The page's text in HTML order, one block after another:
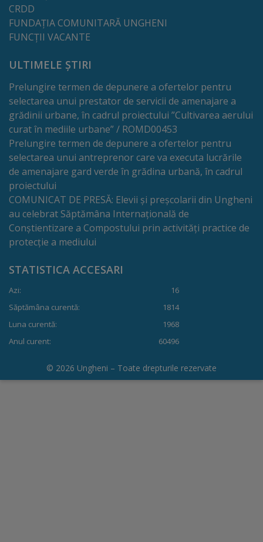
de
cerere
Arhitectură
și
urbanism
Transparență
decizională
Proiecte
de
decizii
Decizii
Dispoziții
Regulamente
Rapoarte
CRDD
FUNDAȚIA COMUNITARĂ UNGHENI
FUNCȚII VACANTE
ULTIMELE ȘTIRI
Prelungire termen de depunere a ofertelor pentru
selectarea unui prestator de servicii de amenajare a
grădinii urbane, în cadrul proiectului ”Cultivarea aerului
curat în mediile urbane” / ROMD00453
Prelungire termen de depunere a ofertelor pentru
selectarea unui antreprenor care va executa lucrările
de amenajare gard verde în grădina urbană, în cadrul
proiectului
COMUNICAT DE PRESĂ: Elevii și preșcolarii din Ungheni
au celebrat Săptămâna Internațională de
Conștientizare a Compostului prin activități practice de
protecție a mediului
STATISTICA ACCESARI
Azi:
16
Săptămâna curentă:
1814
Luna curentă:
1968
Anul curent:
60496
© 2026 Ungheni – Toate drepturile rezervate